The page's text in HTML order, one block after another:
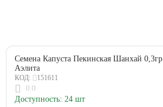
Семена Капуста Пекинская Шанхай 0,3гр
Аэлита
КОД: 151611
0.0
Доступность: 24 шт